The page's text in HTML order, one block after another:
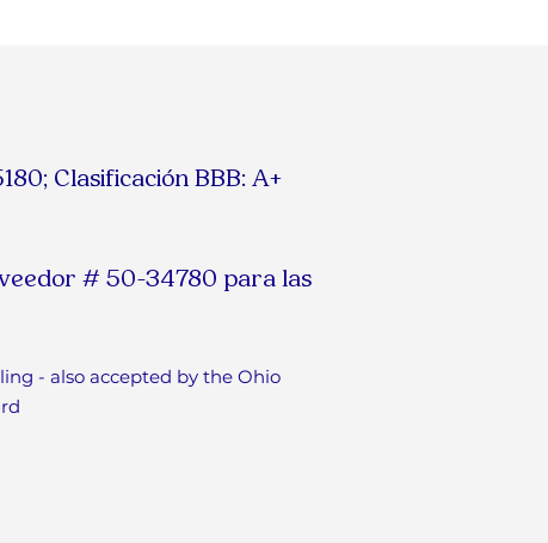
Clasificación BBB: A+
# 50-34780 para las
- also accepted by the Ohio